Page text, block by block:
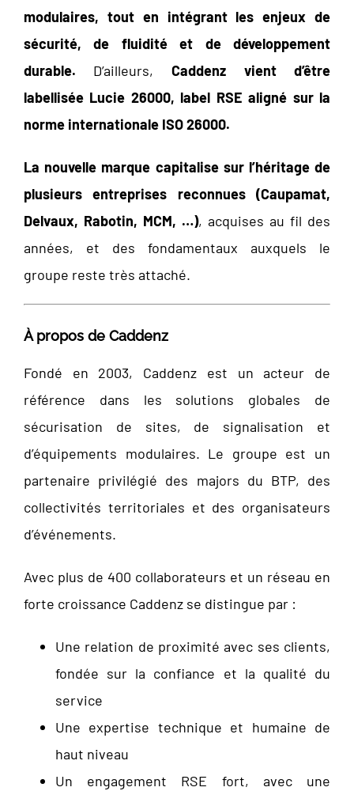
modulaires, tout en intégrant les enjeux de
sécurité, de fluidité et de développement
durable. D’ailleurs, Caddenz vient d’être
labellisée Lucie 26000, label RSE aligné sur la
norme internationale ISO 26000.
La nouvelle marque capitalise sur l’héritage de
plusieurs entreprises reconnues (Caupamat,
Delvaux, Rabotin, MCM, …), acquises au fil des
années, et des fondamentaux auxquels le
groupe reste très attaché.
À propos de Caddenz
Fondé en 2003, Caddenz est un acteur de
référence dans les solutions globales de
sécurisation de sites, de signalisation et
d’équipements modulaires. Le groupe est un
partenaire privilégié des majors du BTP, des
collectivités territoriales et des organisateurs
d’événements.
Avec plus de 400 collaborateurs et un réseau en
forte croissance Caddenz se distingue par :
Une relation de proximité avec ses clients,
fondée sur la confiance et la qualité du
service
Une expertise technique et humaine de
haut niveau
Un engagement RSE fort, avec une